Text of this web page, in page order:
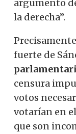
argumento
la derecha”.
fuerte de
censura
votos
votarían en
que son